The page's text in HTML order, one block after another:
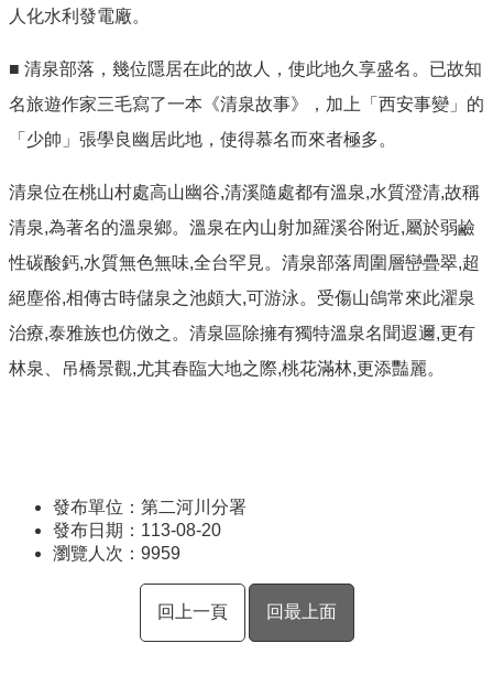
人化水利發電廠。
■ 清泉部落，幾位隱居在此的故人，使此地久享盛名。已故知
名旅遊作家三毛寫了一本《清泉故事》，加上「西安事變」的
「少帥」張學良幽居此地，使得慕名而來者極多。
清泉位在桃山村處高山幽谷,清溪隨處都有溫泉,水質澄清,故稱
清泉,為著名的溫泉鄉。溫泉在內山射加羅溪谷附近,屬於弱鹼
性碳酸鈣,水質無色無味,全台罕見。清泉部落周圍層巒疊翠,超
絕塵俗,相傳古時儲泉之池頗大,可游泳。受傷山鴿常來此濯泉
治療,泰雅族也仿傚之。清泉區除擁有獨特溫泉名聞遐邇,更有
林泉、吊橋景觀,尤其春臨大地之際,桃花滿林,更添豔麗。
發布單位：第二河川分署
發布日期：113-08-20
瀏覽人次： 9959
回上一頁 回最上面